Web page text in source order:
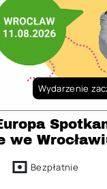
Wydarzenie
we
Bezpłatnie